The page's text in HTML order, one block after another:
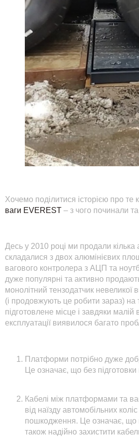
Хочемо поділитися історією про те
ваги EVEREST – з чого починали
Десь у 2010 році ми продали
складалися з двох алюмінієвих
вагового контролера з АЦП та
дуже популярні та активно
монолітний тензодатчик
(і продовжують це робити зараз)
підготовлене місце і завдяки
експлуатації виявилося багато
Платформи потрібно дуже
Це означає, що без
Кабелі між платформами та
від наїзду автомобільних
пошкодження. Це означає, що
також надійно захистити